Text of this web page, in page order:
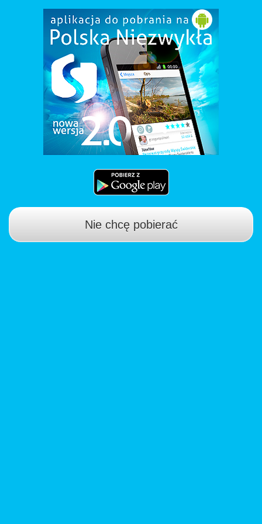
Nie chcę pobierać